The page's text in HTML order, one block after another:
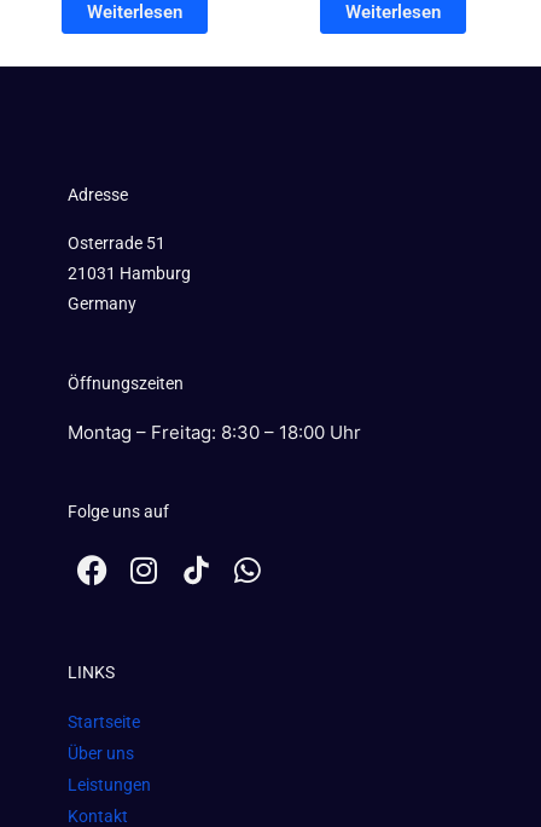
Weiterlesen Weiterlesen
Adresse
Osterrade 51
21031 Hamburg
Germany
Öffnungszeiten
Montag – Freitag: 8:30 – 18:00 Uhr
Folge uns auf
F
a
b
o
o
k
I
n
m
W
h
LINKS
Startseite
Über uns
Leistungen
Kontakt